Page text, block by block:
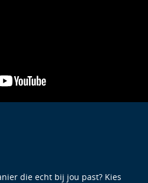
die echt bij jou past? Kies